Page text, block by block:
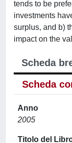
tends to be
investments
surplus, and b)
impact on the
Scheda
Scheda
Anno
2005
Titolo del